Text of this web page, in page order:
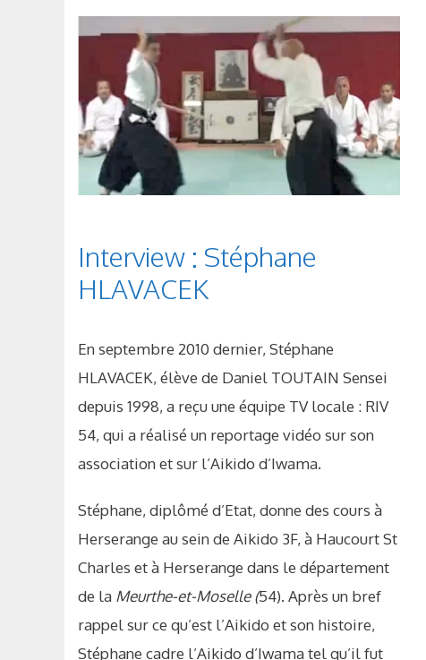
Interview : Stéphane
HLAVACEK
En septembre 2010 dernier, Stéphane
HLAVACEK, élève de Daniel TOUTAIN Sensei
depuis 1998, a reçu une équipe TV locale : RIV
54, qui a réalisé un reportage vidéo sur son
association et sur l’Aikido d’Iwama.
Stéphane, diplômé d’Etat, donne des cours à
Herserange au sein de Aikido 3F, à Haucourt St
Charles et à Herserange dans le département
de la Meurthe-et-Moselle (54). Après un bref
rappel sur ce qu’est l’Aikido et son histoire,
Stéphane cadre l’Aikido d’Iwama tel qu’il fut